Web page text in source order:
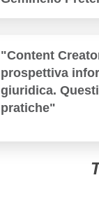
"Content
prospettiva
giuridica.
pratiche"